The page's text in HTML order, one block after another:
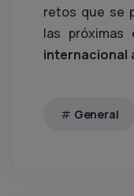
retos que se
las próximas
internacional
General